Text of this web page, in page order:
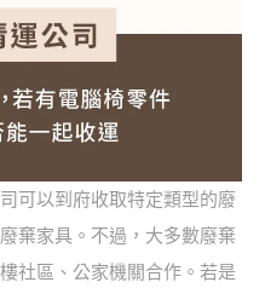
可以到府收取特定類型的廢
棄家具。不過，大多數廢棄
社區、公家機關合作。若是